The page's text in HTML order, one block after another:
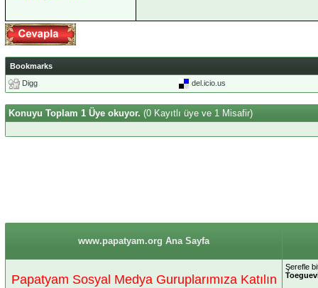
Bookmarks
Digg
del.icio.us
Konuyu Toplam 1 Üye okuyor. (0 Kayıtlı üye ve 1 Misafir)
www.papatyam.org Ana Sayfa
Papatyam Sosyal Medya Guruplarımıza Katılın
Şerefle